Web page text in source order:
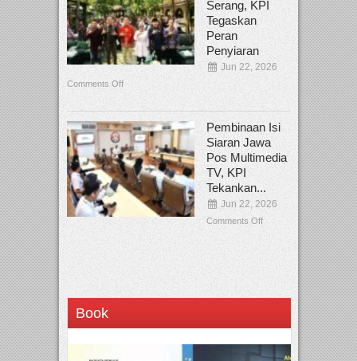
Serang, KPI
Tegaskan
Peran
Penyiaran
Jun 22, 2026
Comments Off
Pembinaan Isi
Siaran Jawa
Pos Multimedia
TV, KPI
Tekankan...
Jun 22, 2026
Comments Off
Book